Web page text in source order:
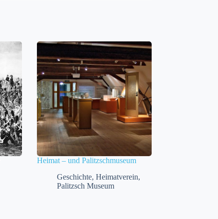
Heimat – und Palitzschmuseum
Geschichte, Heimatverein,
Palitzsch Museum